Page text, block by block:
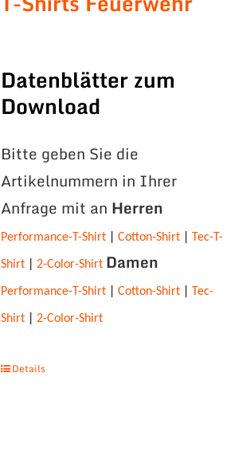
Datenblätter zum
Download
Bitte geben Sie die
Artikelnummern in Ihrer
Anfrage mit an Herren
Performance-T-Shirt| Cotton-Shirt Tec-T-
Shirt| 2-Color-Shirt Damen
Performance-T-Shirt| Cotton-Shirt| Tec-
Shirt| 2-Color-Shirt
Details